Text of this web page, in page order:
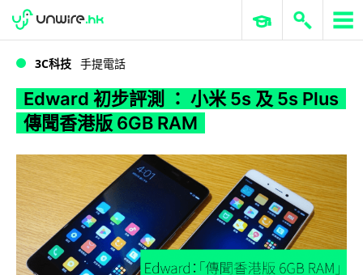
WWDC 2026 ERP 與商業 AI
3C科技 手提電話
Edward 初步評測 ： 小米 5s 及 5s Plus
傳聞香港版 6GB RAM